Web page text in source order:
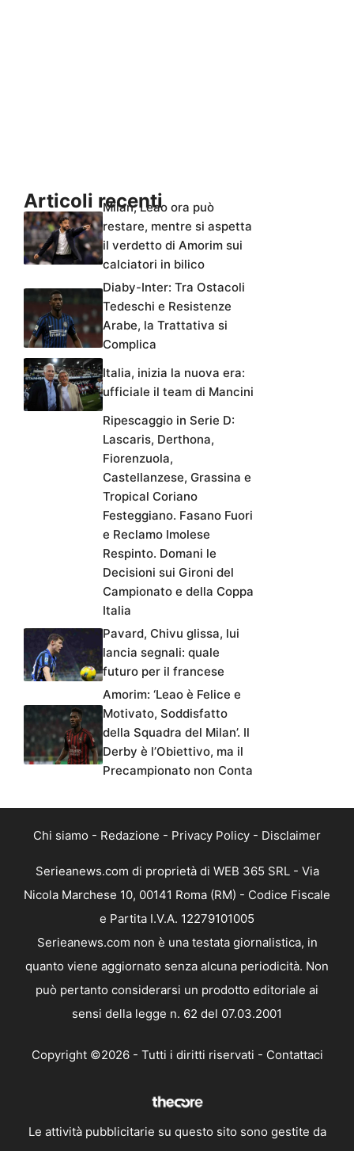
Articoli recenti
Milan, Leao ora può
restare, mentre si aspetta
il verdetto di Amorim sui
calciatori in bilico
Diaby-Inter: Tra Ostacoli
Tedeschi e Resistenze
Arabe, la Trattativa si
Complica
Italia, inizia la nuova era:
ufficiale il team di Mancini
Ripescaggio in Serie D:
Lascaris, Derthona,
Fiorenzuola,
Castellanzese, Grassina e
Tropical Coriano
Festeggiano. Fasano Fuori
e Reclamo Imolese
Respinto. Domani le
Decisioni sui Gironi del
Campionato e della Coppa
Italia
Pavard, Chivu glissa, lui
lancia segnali: quale
futuro per il francese
Amorim: ‘Leao è Felice e
Motivato, Soddisfatto
della Squadra del Milan’. Il
Derby è l’Obiettivo, ma il
Precampionato non Conta
Chi siamo - Redazione - Privacy Policy - Disclaimer
Serieanews.com di proprietà di WEB 365 SRL - Via
Nicola Marchese 10, 00141 Roma (RM) - Codice Fiscale
e Partita I.V.A. 12279101005
Serieanews.com non è una testata giornalistica, in
quanto viene aggiornato senza alcuna periodicità. Non
può pertanto considerarsi un prodotto editoriale ai
sensi della legge n. 62 del 07.03.2001
Copyright ©2026 - Tutti i diritti riservati - Contattaci
Le attività pubblicitarie su questo sito sono gestite da